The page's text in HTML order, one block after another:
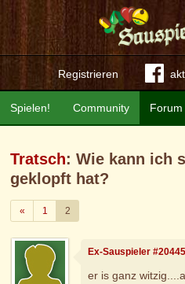
Registrieren
Community Forum
Spielen!
Tratsch: Wie kann ich
geklopft hat?
«Zurück
1 2
Ex-Sauspieler
er is ganz